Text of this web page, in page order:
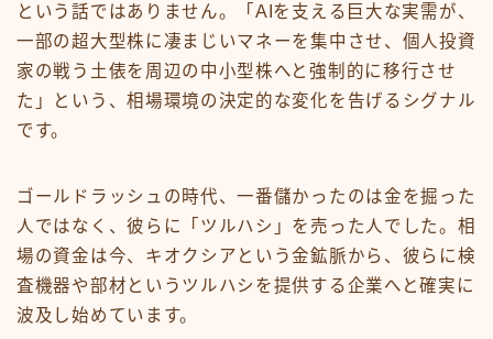
という話ではありません。「AIを支える巨大な実需が、
一部の超大型株に凄まじいマネーを集中させ、個人投資
家の戦う土俵を周辺の中小型株へと強制的に移行させ
た」という、相場環境の決定的な変化を告げるシグナル
です。
ゴールドラッシュの時代、一番儲かったのは金を掘った
人ではなく、彼らに「ツルハシ」を売った人でした。相
場の資金は今、キオクシアという金鉱脈から、彼らに検
査機器や部材というツルハシを提供する企業へと確実に
波及し始めています。